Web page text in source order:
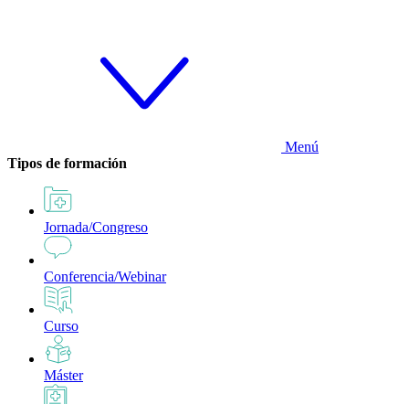
Menú
Tipos de formación
Jornada/Congreso
Conferencia/Webinar
Curso
Máster